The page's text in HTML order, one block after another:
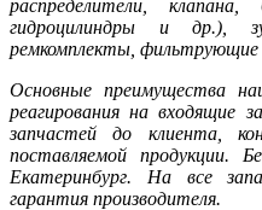
распределители, клапана,
гидроцилиндры и др.),
ремкомплекты,
Основные преимущества
реагирования на входящие
запчастей до клиента,
поставляемой продукции.
Екатеринбург. На все
гарантия производителя.